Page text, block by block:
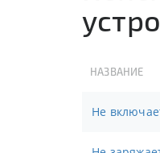
НАЗВАНИЕ
Не